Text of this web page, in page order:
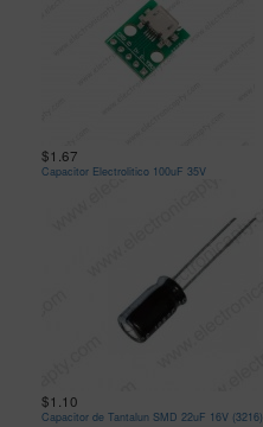
$1.67
Capacitor Electrolitico 100uF 35V
$1.10
Capacitor de Tantalun SMD 22uF 16V (3216)